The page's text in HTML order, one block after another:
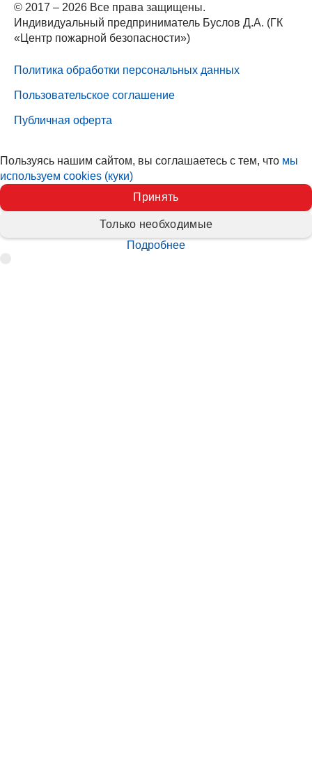
© 2017 – 2026 Все права защищены.
Индивидуальный предприниматель Буслов Д.А. (ГК
«Центр пожарной безопасности»)
Политика обработки персональных данных
Пользовательское соглашение
Публичная оферта
Пользуясь нашим сайтом, вы соглашаетесь с тем, что мы
используем cookies (куки)
Принять
Только необходимые
Подробнее